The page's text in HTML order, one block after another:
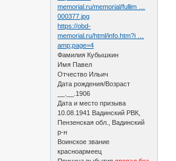
memorial.ru/memorial/fullim …
000377.jpg
https://obd-
memorial.ru/html/info.htm?i …
amp;page=4
Фамилия Кубышкин
Имя Павел
Отчество Ильич
Дата рождения/Возраст
__.__.1906
Дата и место призыва
10.08.1941 Вадинский РВК,
Пензенская обл., Вадинский
р-н
Воинское звание
красноармеец